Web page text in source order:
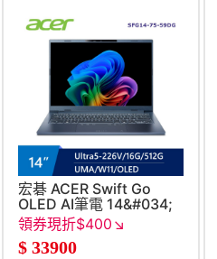
宏碁 ACER Swift Go
OLED AI筆電 14&#034;
(Intel Core Ultra5-
領券現折$400↘
$ 33900